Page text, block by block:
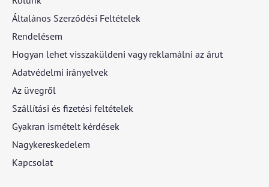
Általános Szerződési Feltételek
Rendelésem
Hogyan lehet visszaküldeni vagy reklamálni az árut
Adatvédelmi irányelvek
Az üvegről
Szállítási és fizetési feltételek
Gyakran ismételt kérdések
Nagykereskedelem
Kapcsolat